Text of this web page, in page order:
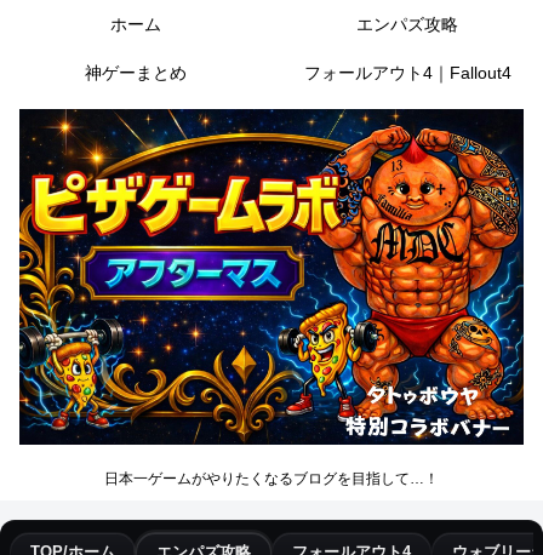
日本一ゲームがやりたくなるブログを目指して…！
ホーム エンパズ攻略
神ゲーまとめ フォールアウト4｜Fallout4